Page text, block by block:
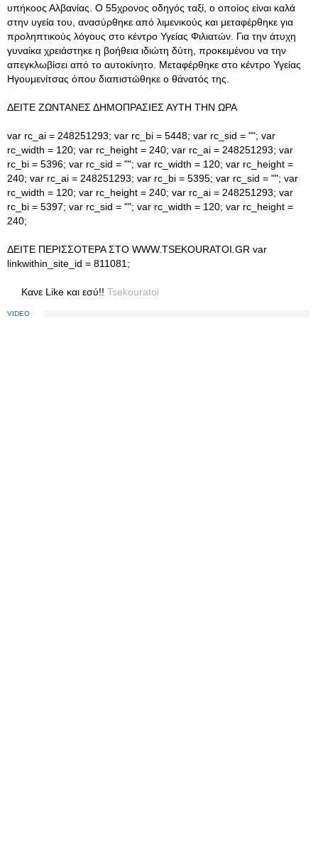
υπήκοος Αλβανίας. Ο 55χρονος οδηγός ταξί, ο οποίος είναι καλά
στην υγεία του, ανασύρθηκε από λιμενικούς και μεταφέρθηκε για
προληπτικούς λόγους στο κέντρο Υγείας Φιλιατών. Για την άτυχη
γυναίκα χρειάστηκε η βοήθεια ιδιώτη δύτη, προκειμένου να την
απεγκλωβίσει από το αυτοκίνητο. Μεταφέρθηκε στο κέντρο Υγείας
Ηγουμενίτσας όπου διαπιστώθηκε ο θάνατός της.
ΔΕΙΤΕ ΖΩΝΤΑΝΕΣ ΔΗΜΟΠΡΑΣΙΕΣ ΑΥΤΗ ΤΗΝ ΩΡΑ
var rc_ai = 248251293; var rc_bi = 5448; var rc_sid = ""; var
rc_width = 120; var rc_height = 240; var rc_ai = 248251293; var
rc_bi = 5396; var rc_sid = ""; var rc_width = 120; var rc_height =
240; var rc_ai = 248251293; var rc_bi = 5395; var rc_sid = ""; var
rc_width = 120; var rc_height = 240; var rc_ai = 248251293; var
rc_bi = 5397; var rc_sid = ""; var rc_width = 120; var rc_height =
240;
ΔΕΙΤΕ ΠΕΡΙΣΣΟΤΕΡΑ ΣΤΟ WWW.TSEKOURATOI.GR var
linkwithin_site_id = 811081;
Κανε Like και εσύ!! Tsekouratoi
VIDEO